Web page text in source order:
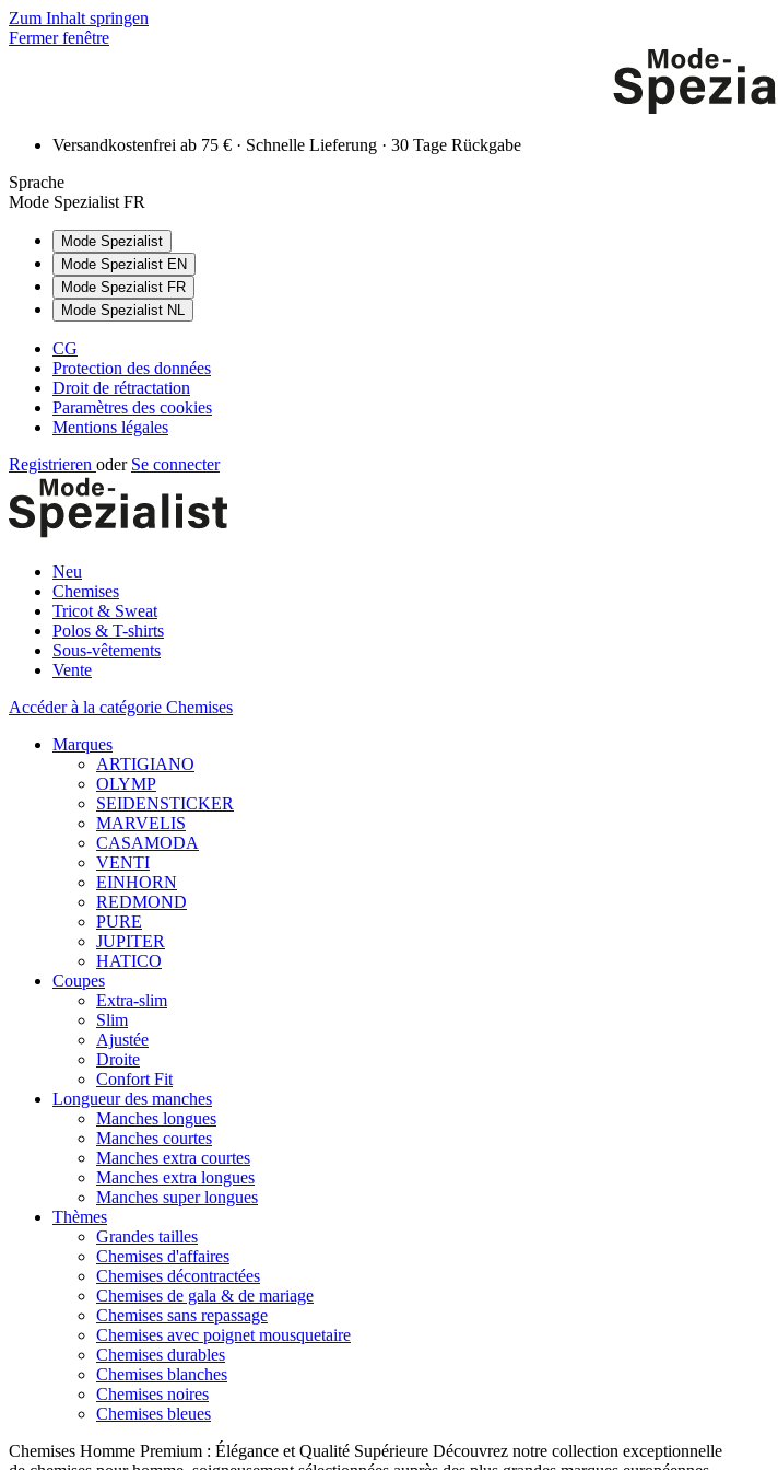
Zum Inhalt springen
Fermer fenêtre
Versandkostenfrei ab 75 € · Schnelle Lieferung · 30 Tage Rückgabe
Sprache
Mode Spezialist FR
Mode Spezialist
Mode Spezialist EN
Mode Spezialist FR
Mode Spezialist NL
CG
Protection des données
Droit de rétractation
Paramètres des cookies
Mentions légales
Registrieren oder Se connecter
Neu
Chemises
Tricot & Sweat
Polos & T-shirts
Sous-vêtements
Vente
Accéder à la catégorie Chemises
Marques
ARTIGIANO
OLYMP
SEIDENSTICKER
MARVELIS
CASAMODA
VENTI
EINHORN
REDMOND
PURE
JUPITER
HATICO
Coupes
Extra-slim
Slim
Ajustée
Droite
Confort Fit
Longueur des manches
Manches longues
Manches courtes
Manches extra courtes
Manches extra longues
Manches super longues
Thèmes
Grandes tailles
Chemises d'affaires
Chemises décontractées
Chemises de gala & de mariage
Chemises sans repassage
Chemises avec poignet mousquetaire
Chemises durables
Chemises blanches
Chemises noires
Chemises bleues
Chemises Homme Premium : Élégance et Qualité Supérieure Découvrez notre collection exceptionnelle